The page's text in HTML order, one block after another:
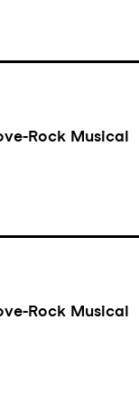
Rock Musical
Rock Musical